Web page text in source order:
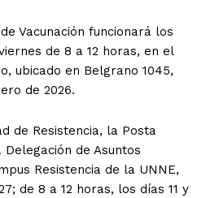
Vacunación funcionará los
de 8 a 12 horas, en el
ubicado en Belgrano 1045,
de 2026.
de Resistencia, la Posta
de Asuntos
Resistencia de la UNNE,
de 8 a 12 horas, los días 11 y